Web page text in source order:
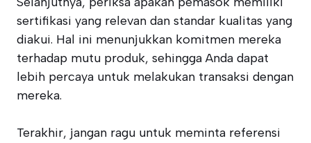
sertifikasi yang relevan dan standar kualitas yang
diakui. Hal ini menunjukkan komitmen mereka
terhadap mutu produk, sehingga Anda dapat
lebih percaya untuk melakukan transaksi dengan
mereka.
Terakhir, jangan ragu untuk meminta referensi